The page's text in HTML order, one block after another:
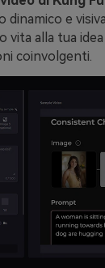
dinamico e
vita alla tua
coinvolgenti.